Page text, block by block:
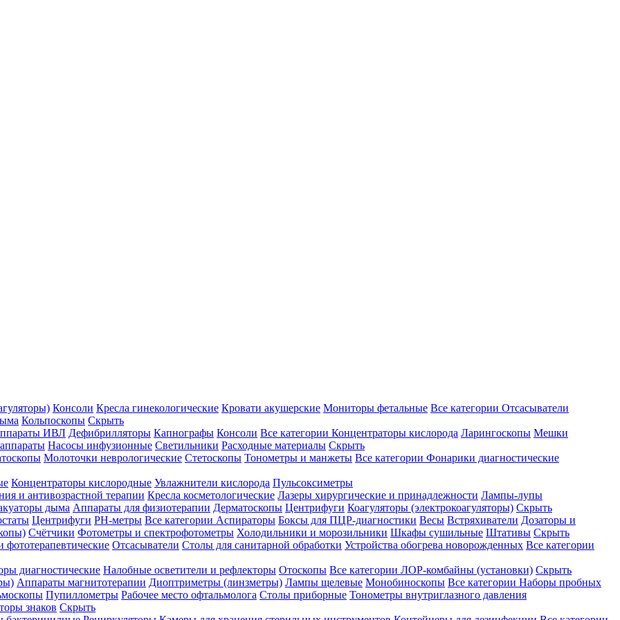
Консоли Кресла гинекологические Кровати акушерские Мониторы фетальные Все категории Отсасыватели
Кольпоскопы Скрыть
ИВЛ Дефибрилляторы Капнографы Консоли Все категории Концентраторы кислорода Ларингоскопы Мешки
Насосы инфузионные Светильники Расходные материалы Скрыть
Молоточки неврологические Стетоскопы Тонометры и манжеты Все категории Фонарики диагностические
Концентраторы кислородные Увлажнители кислорода Пульсоксиметры
и антивозрастной терапии Кресла косметологические Лазеры хирургические и принадлежности Лампы-лупы
дыма Аппараты для физиотерапии Дерматоскопы Центрифуги Коагуляторы (электрокоагуляторы) Скрыть
Центрифуги PH-метры Все категории Аспираторы Боксы для ПЦР-диагностики Весы Встряхиватели Дозаторы и
Счётчики Фотометры и спектрофотометры Холодильники и морозильники Шкафы сушильные Штативы Скрыть
фототерапевтические Отсасыватели Столы для санитарной обработки Устройства обогрева новорожденных Все категории
диагностические Налобные осветители и рефлекторы Отоскопы Все категории ЛОР-комбайны (установки) Скрыть
Аппараты магнитотерапии Диоптриметры (линзметры) Лампы щелевые Монобиноскопы Все категории Наборы пробных
Пупиллометры Рабочее место офтальмолога Столы приборные Тонометры внутриглазного давления
знаков Скрыть